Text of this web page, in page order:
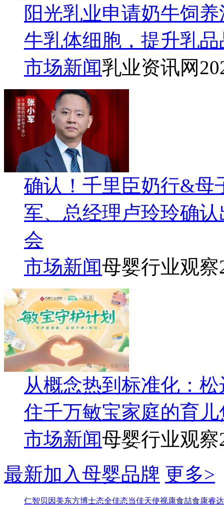
阳光乳业申请奶牛饲
牛乳体细胞，提升乳品
市场新闻乳业资讯网
确认！千里臣奶行&母
军、总经理卢玲玲确
会
市场新闻母婴行业观察
从概念热到标准化：
住千万敏宝家庭的育儿
市场新闻母婴行业观察
最新加入母婴品牌 更多>
仁智贝因美东方博士态全佳态当佳天使视康食喆食康睿达